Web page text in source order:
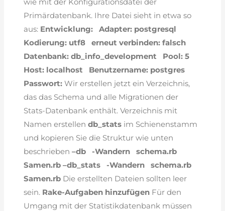
wie mit der Konfigurationsdatei der
Primärdatenbank. Ihre Datei sieht in etwa so
aus: Entwicklung:
Adapter: postgresql
Kodierung: utf8
erneut verbinden: falsch
Datenbank: db_info_development
Pool: 5
Host: localhost
Benutzername: postgres
Passwort: Wir erstellen jetzt ein Verzeichnis,
das das Schema und alle Migrationen der
Stats-Datenbank enthält. Verzeichnis mit
Namen erstellendb_stats im Schienenstamm
und kopieren Sie die Struktur wie unten
beschrieben–db -Wandern
schema.rb
Samen.rb –db_stats -Wandern
schema.rb
Samen.rb Die erstellten Dateien sollten leer
sein. Rake-Aufgaben hinzufügen Für den
Umgang mit der Statistikdatenbank müssen